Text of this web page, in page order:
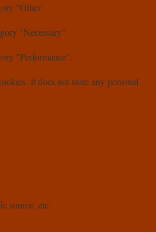
"Other.
"Necessary".
"Performance".
It does not store any personal
source, etc.